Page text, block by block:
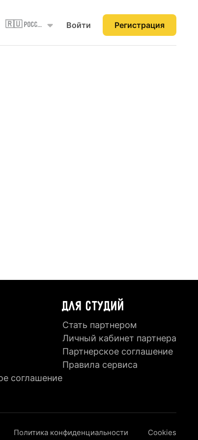
🇷🇺 Россия Войти Регистрация
соглашение
ДЛЯ СТУДИЙ
Стать партнером
Личный кабинет партнера
Партнерское соглашение
Правила сервиса
Политика конфиденциальности Cookies